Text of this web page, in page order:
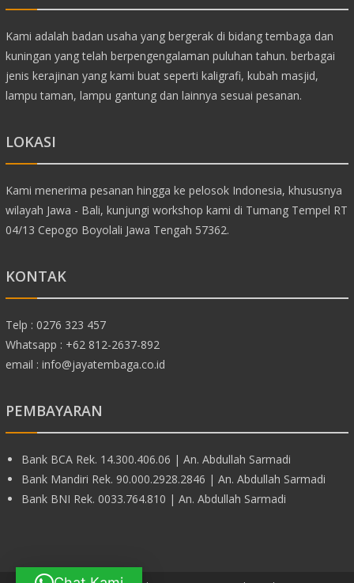
Kami adalah badan usaha yang bergerak di bidang tembaga dan
kuningan yang telah berpengengalaman puluhan tahun. berbagai
jenis kerajinan yang kami buat seperti kaligrafi, kubah masjid,
lampu taman, lampu gantung dan lainnya sesuai pesanan.
LOKASI
Kami menerima pesanan hingga ke pelosok Indonesia, khususnya
wilayah Jawa - Bali, kunjungi workshop kami di Tumang Tempel RT
04/13 Cepogo Boyolali Jawa Tengah 57362.
KONTAK
Telp : 0276 323 457
Whatsapp : +62 812-2637-892
email : info@jayatembaga.co.id
PEMBAYARAN
Bank BCA Rek. 14.300.406.06 | An. Abdullah Sarmadi
Bank Mandiri Rek. 90.000.2928.2846 | An. Abdullah Sarmadi
Bank BNI Rek. 0033.764.810 | An. Abdullah Sarmadi